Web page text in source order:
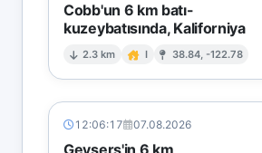
Cobb'un 6 km batı-
kuzeybatısında, Kaliforniya
2.3 km I 38.84, -122.78
12:06:17 07.08.2026
Geysers'in 6 km